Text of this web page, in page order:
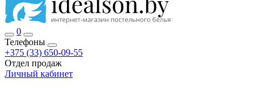
0
Телефоны
+375 (33) 650-09-55
Отдел продаж
Личный кабинет